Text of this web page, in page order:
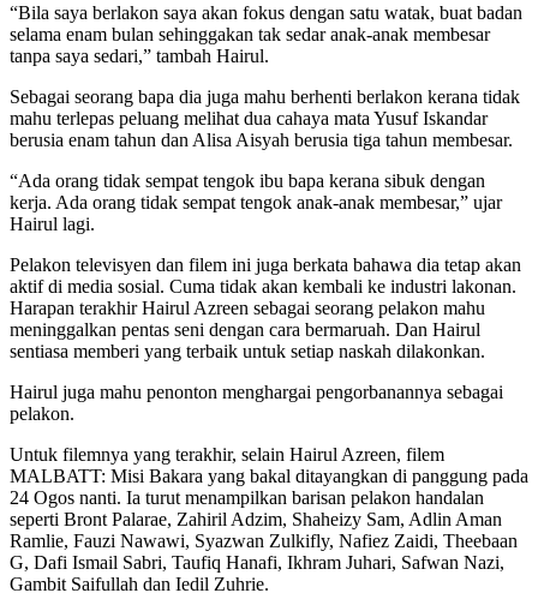
“Bila saya berlakon saya akan fokus dengan satu watak, buat badan
selama enam bulan sehinggakan tak sedar anak-anak membesar
tanpa saya sedari,” tambah Hairul.
Sebagai seorang bapa dia juga mahu berhenti berlakon kerana tidak
mahu terlepas peluang melihat dua cahaya mata Yusuf Iskandar
berusia enam tahun dan Alisa Aisyah berusia tiga tahun membesar.
“Ada orang tidak sempat tengok ibu bapa kerana sibuk dengan
kerja. Ada orang tidak sempat tengok anak-anak membesar,” ujar
Hairul lagi.
Pelakon televisyen dan filem ini juga berkata bahawa dia tetap akan
aktif di media sosial. Cuma tidak akan kembali ke industri lakonan.
Harapan terakhir Hairul Azreen sebagai seorang pelakon mahu
meninggalkan pentas seni dengan cara bermaruah. Dan Hairul
sentiasa memberi yang terbaik untuk setiap naskah dilakonkan.
Hairul juga mahu penonton menghargai pengorbanannya sebagai
pelakon.
Untuk filemnya yang terakhir, selain Hairul Azreen, filem
MALBATT: Misi Bakara yang bakal ditayangkan di panggung pada
24 Ogos nanti. Ia turut menampilkan barisan pelakon handalan
seperti Bront Palarae, Zahiril Adzim, Shaheizy Sam, Adlin Aman
Ramlie, Fauzi Nawawi, Syazwan Zulkifly, Nafiez Zaidi, Theebaan
G, Dafi Ismail Sabri, Taufiq Hanafi, Ikhram Juhari, Safwan Nazi,
Gambit Saifullah dan Iedil Zuhrie.